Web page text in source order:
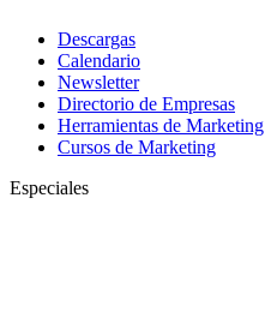
Descargas
Calendario
Newsletter
Directorio de Empresas
Herramientas de Marketing
Cursos de Marketing
Especiales